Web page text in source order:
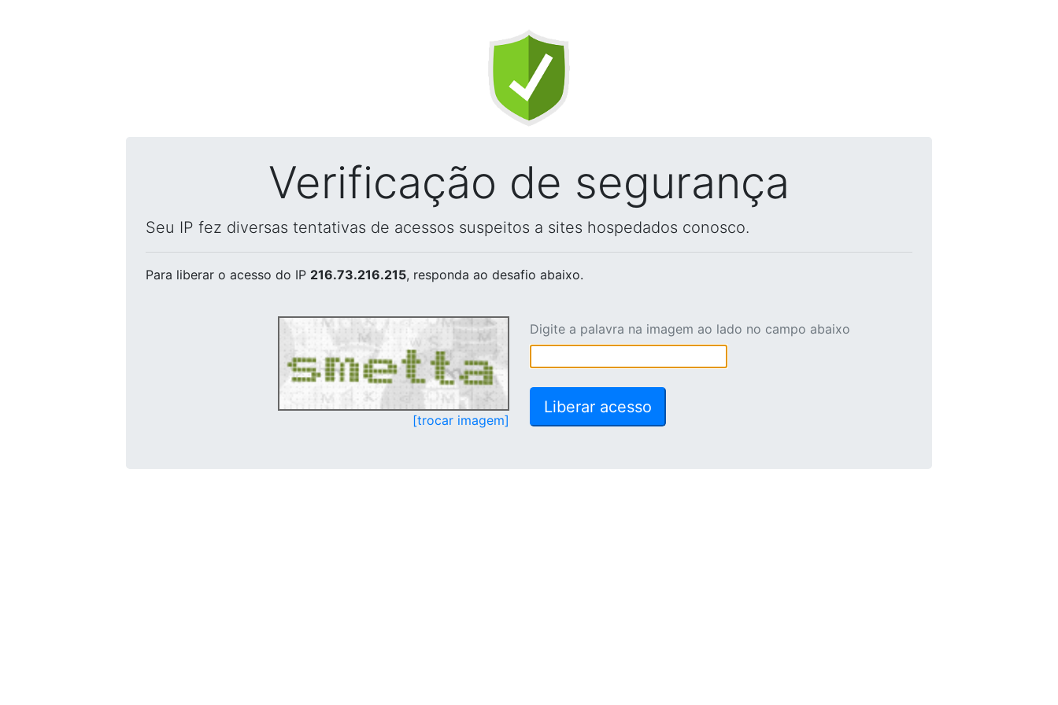
Verificação de segurança
Seu IP fez diversas tentativas de acessos suspeitos a sites hospedados conosco.
Para liberar o acesso do IP 216.73.216.215, responda ao desafio abaixo.
[trocar imagem]
Digite a palavra na imagem ao lado no campo abaixo